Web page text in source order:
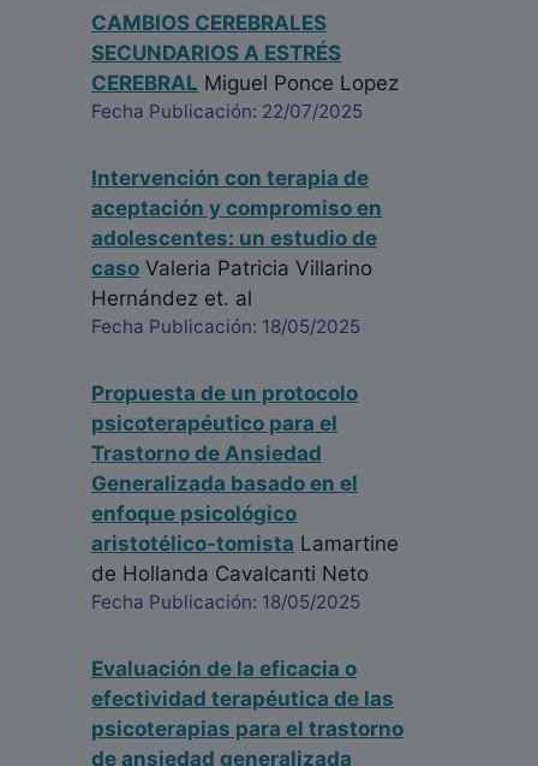
CAMBIOS CEREBRALES
SECUNDARIOS A ESTRÉS
CEREBRAL Miguel Ponce Lopez
Fecha Publicación: 22/07/2025
Intervención con terapia de
aceptación y compromiso en
adolescentes: un estudio de
caso Valeria Patricia Villarino
Hernández et. al
Fecha Publicación: 18/05/2025
Propuesta de un protocolo
psicoterapéutico para el
Trastorno de Ansiedad
Generalizada basado en el
enfoque psicológico
aristotélico-tomista Lamartine
de Hollanda Cavalcanti Neto
Fecha Publicación: 18/05/2025
Evaluación de la eficacia o
efectividad terapéutica de las
psicoterapias para el trastorno
de ansiedad generalizada